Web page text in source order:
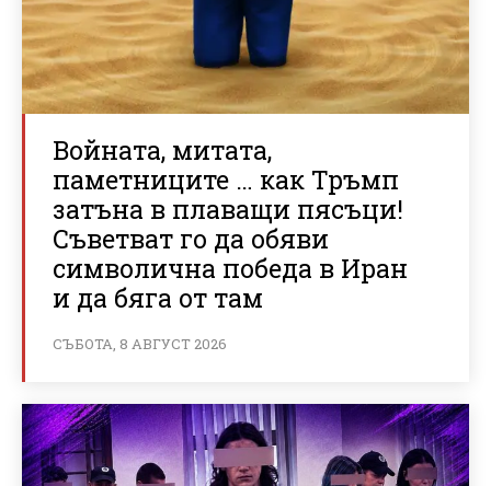
Войната, митата,
паметниците … как Тръмп
затъна в плаващи пясъци!
Съветват го да обяви
символична победа в Иран
и да бяга от там
СЪБОТА, 8 АВГУСТ 2026